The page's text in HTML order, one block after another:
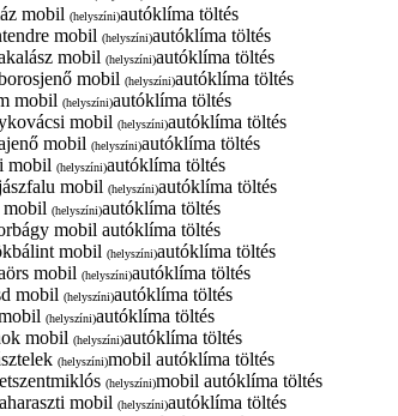
mobil (helyszíni)autóklíma töltés
mobil (helyszíni)autóklíma töltés
mobil (helyszíni)autóklíma töltés
mobil (helyszíni)autóklíma töltés
mobil (helyszíni)autóklíma töltés
mobil (helyszíni)autóklíma töltés
mobil (helyszíni)autóklíma töltés
mobil (helyszíni)autóklíma töltés
mobil (helyszíni)autóklíma töltés
mobil (helyszíni)autóklíma töltés
mobil autóklíma töltés
mobil (helyszíni)autóklíma töltés
mobil (helyszíni)autóklíma töltés
mobil (helyszíni)autóklíma töltés
(helyszíni)autóklíma töltés
mobil (helyszíni)autóklíma töltés
(helyszíni)mobil autóklíma töltés
(helyszíni)mobil autóklíma töltés
mobil (helyszíni)autóklíma töltés